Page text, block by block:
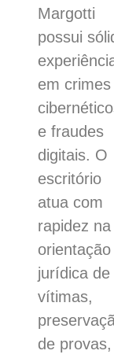
Margotti
possui
em crimes
e fraudes
digitais. O
escritório
atua com
rapidez na
orientação
jurídica de
vítimas,
de provas,